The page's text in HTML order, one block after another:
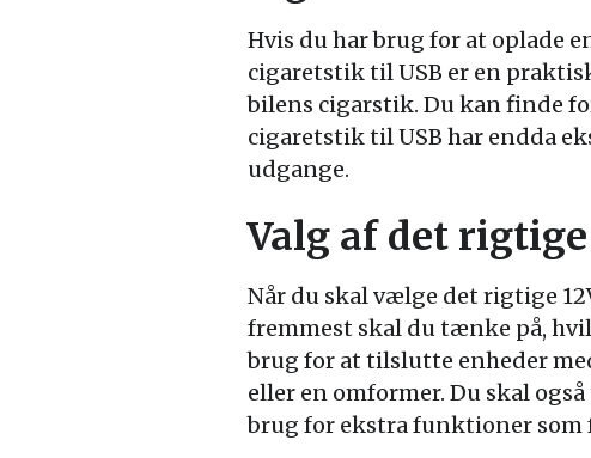
Hvis du har brug for at oplade
cigaretstik til USB er en
bilens cigarstik. Du kan finde
cigaretstik til USB har endda
udgange.
Valg af det
Når du skal vælge det rigtige
fremmest skal du tænke på,
brug for at tilslutte enheder
eller en omformer. Du skal
brug for ekstra funktioner som